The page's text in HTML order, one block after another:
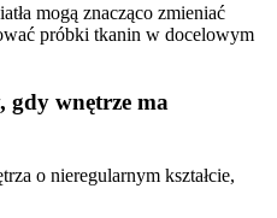
mogą znacząco zmieniać
próbki tkanin w docelowym
wnętrze ma
o nieregularnym kształcie,